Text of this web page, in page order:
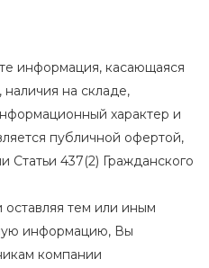
информация, касающаяся
наличия на складе,
характер и
публичной офертой,
437(2) Гражданского
оставляя тем или иным
информацию, Вы
компании